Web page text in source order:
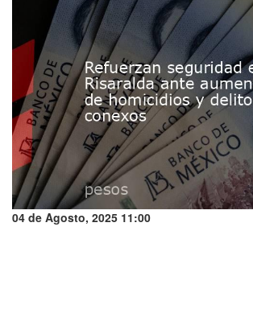
04 de Agosto, 2025 11:00